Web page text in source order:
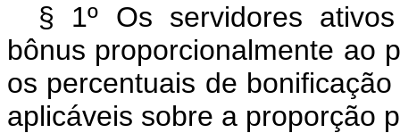
§ 1º Os servidores
bônus proporcionalmente ao
os percentuais de
aplicáveis sobre a proporção